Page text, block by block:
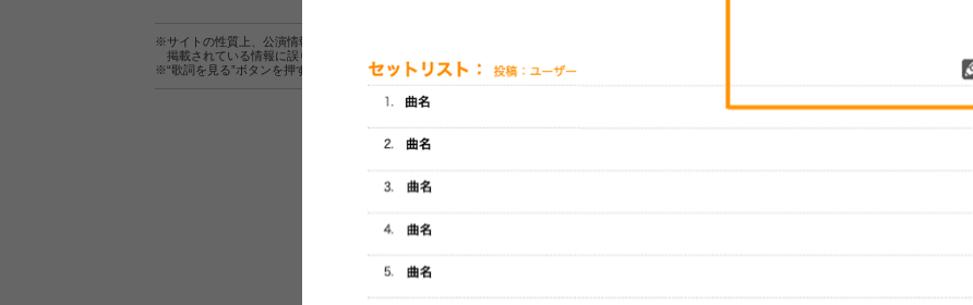
※サイトの性質上、公演情報およびセットリスト情報の正確性は保証されませんので、あらかじめご了承ください。
掲載されている情報に誤りがある場合は、
※“歌詞を見る”ボタンを押すと、株式会社ページワンが運営する歌詞サイト「歌ネット